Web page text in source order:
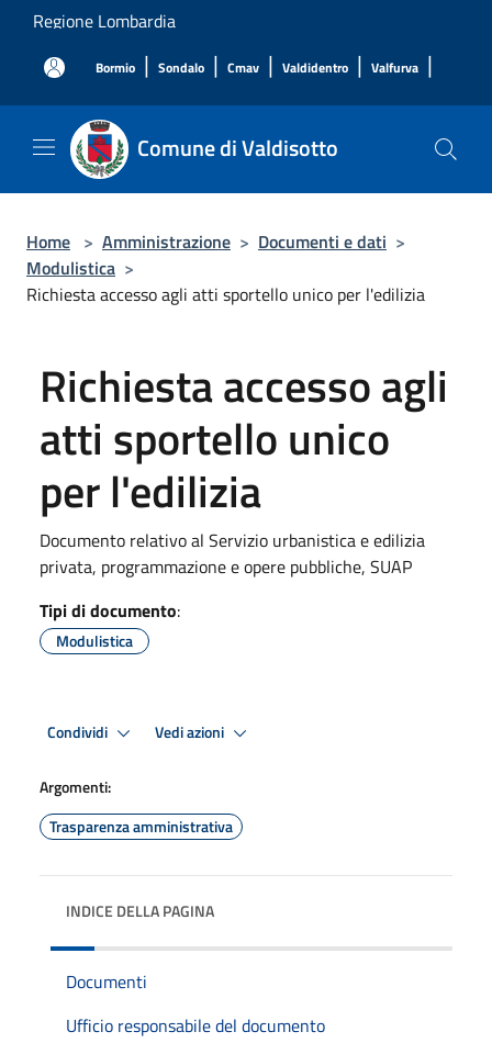
Salta al contenuto principale
Regione Lombardia
Bormio | Sondalo | Cmav | Valdidentro | Valfurva |
Comune di Valdisotto
Home > Amministrazione > Documenti e dati >
Modulistica >
Richiesta accesso agli atti sportello unico per l'edilizia
Richiesta accesso agli
atti sportello unico
per l'edilizia
Documento relativo al Servizio urbanistica e edilizia
privata, programmazione e opere pubbliche, SUAP
Tipi di documento:
Modulistica
Condividi Vedi azioni
Argomenti:
Trasparenza amministrativa
INDICE DELLA PAGINA
Documenti
Ufficio responsabile del documento